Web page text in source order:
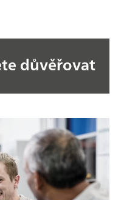
důvěřovat